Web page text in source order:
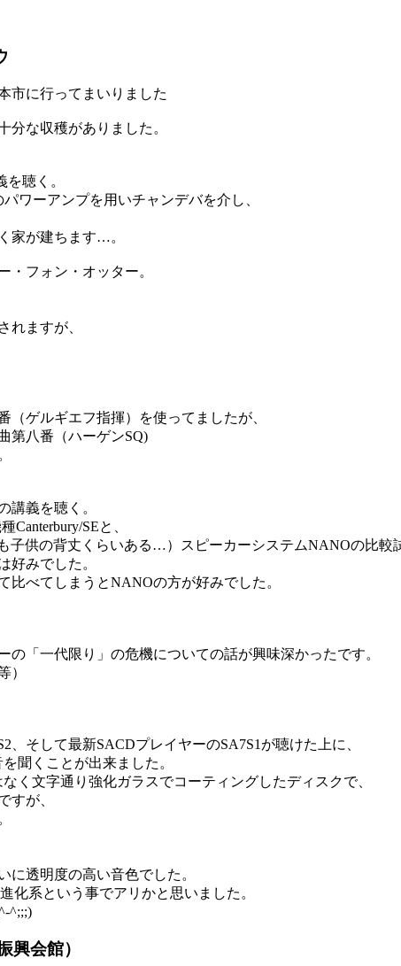
市に行ってまいりました
分な収穫がありました。
聴く。
ワーアンプを用いチャンデバを介し、
家が建ちます…。
・フォン・オッター。
れますが、
ゲルギエフ指揮）を使ってましたが、
第八番（ハーゲンSQ)
講義を聴く。
SEと、
子供の背丈くらいある…）スピーカーシステムNANOの比較
好みでした。
べてしまうとNANOの方が好みでした。
「一代限り」の危機についての話が興味深かったです。
）
そして最新SACDプレイヤーのSA7S1が聴けた上に、
聞くことが出来ました。
く文字通り強化ガラスでコーティングしたディスクで、
すが、
に透明度の高い音色でした。
化系という事でアリかと思いました。
^;;;)
会館）